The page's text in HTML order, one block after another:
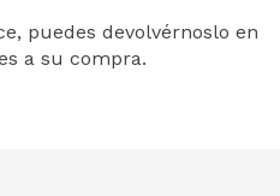
puedes devolvérnoslo en
a su compra.